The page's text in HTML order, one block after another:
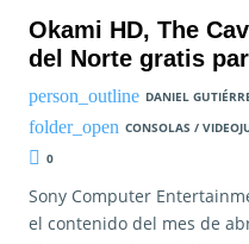
Okami HD, The
del Norte gratis
DANIEL
CONSOLAS /
0
Sony Computer
el contenido del mes de